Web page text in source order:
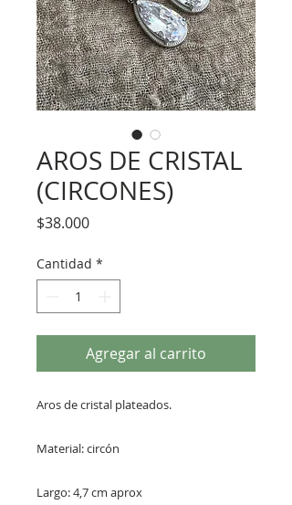
AROS DE CRISTAL
(CIRCONES)
$38.000Precio
Cantidad *
Agregar al carrito
Aros de cristal plateados.
Material: circón
Largo: 4,7 cm aprox